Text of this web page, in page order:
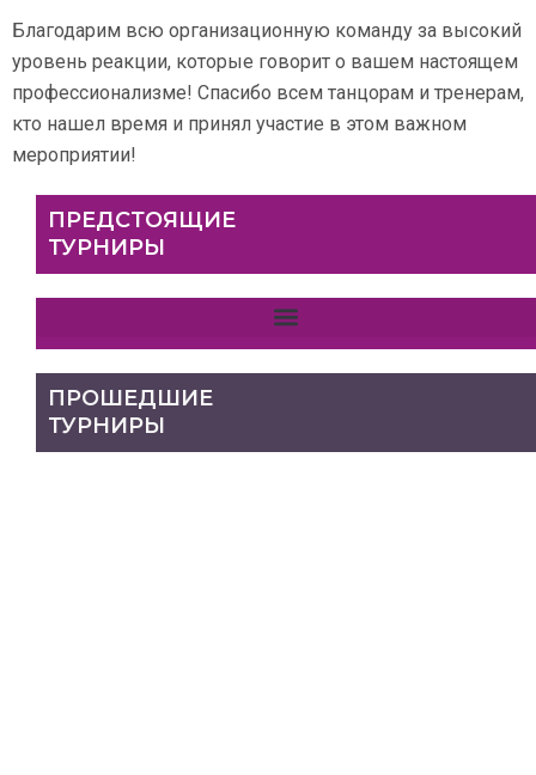
Благодарим всю организационную команду за высокий
уровень реакции, которые говорит о вашем настоящем
профессионализме! Спасибо всем танцорам и тренерам,
кто нашел время и принял участие в этом важном
мероприятии!
ПРЕДСТОЯЩИЕ
ТУРНИРЫ
ПРОШЕДШИЕ
ТУРНИРЫ